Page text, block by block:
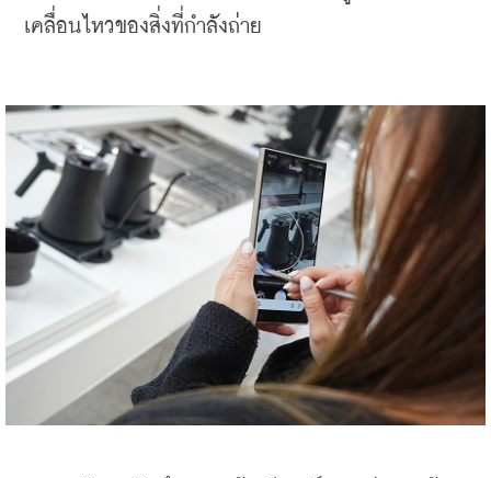
เคลื่อนไหวของสิ่งที่กำลังถ่าย